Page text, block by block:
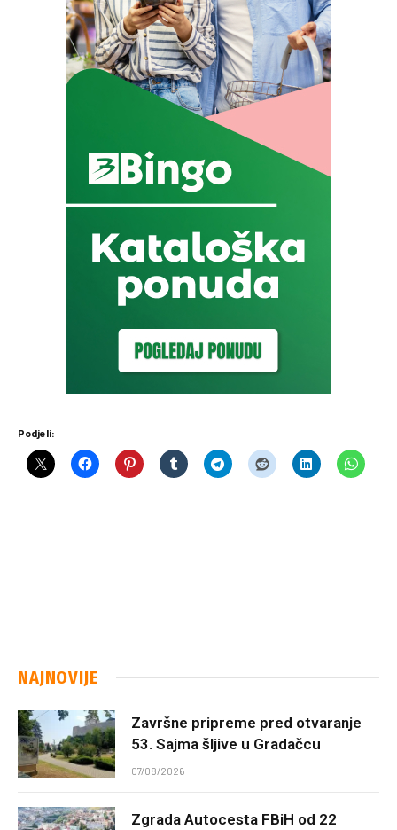
Podjeli:
NAJNOVIJE
Završne pripreme pred otvaranje
53. Sajma šljive u Gradačcu
07/08/2026
Zgrada Autocesta FBiH od 22